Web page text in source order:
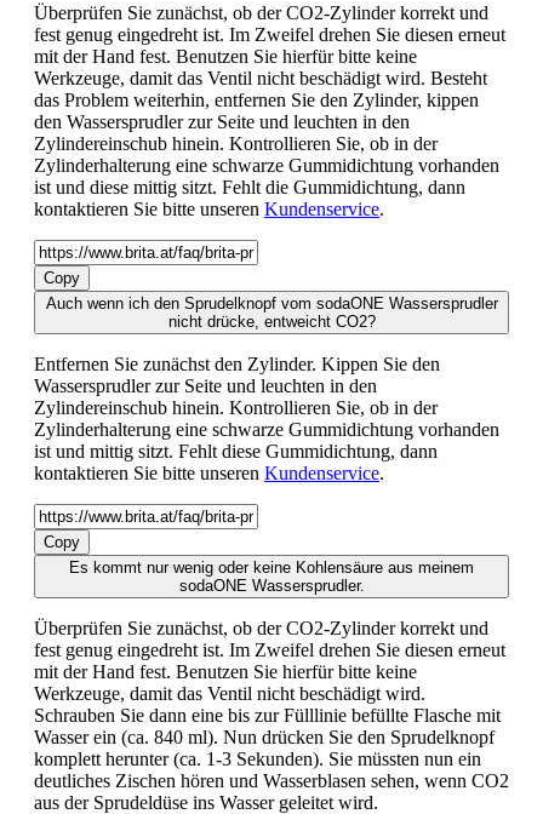
Überprüfen Sie zunächst, ob der CO2-Zylinder korrekt und
fest genug eingedreht ist. Im Zweifel drehen Sie diesen erneut
mit der Hand fest. Benutzen Sie hierfür bitte keine
Werkzeuge, damit das Ventil nicht beschädigt wird. Besteht
das Problem weiterhin, entfernen Sie den Zylinder, kippen
den Wassersprudler zur Seite und leuchten in den
Zylindereinschub hinein. Kontrollieren Sie, ob in der
Zylinderhalterung eine schwarze Gummidichtung vorhanden
ist und diese mittig sitzt. Fehlt die Gummidichtung, dann
kontaktieren Sie bitte unseren Kundenservice.
Copy
Auch wenn ich den Sprudelknopf vom sodaONE Wassersprudler
nicht drücke, entweicht CO2?
Entfernen Sie zunächst den Zylinder. Kippen Sie den
Wassersprudler zur Seite und leuchten in den
Zylindereinschub hinein. Kontrollieren Sie, ob in der
Zylinderhalterung eine schwarze Gummidichtung vorhanden
ist und mittig sitzt. Fehlt diese Gummidichtung, dann
kontaktieren Sie bitte unseren Kundenservice.
Copy
Es kommt nur wenig oder keine Kohlensäure aus meinem
sodaONE Wassersprudler.
Überprüfen Sie zunächst, ob der CO2-Zylinder korrekt und
fest genug eingedreht ist. Im Zweifel drehen Sie diesen erneut
mit der Hand fest. Benutzen Sie hierfür bitte keine
Werkzeuge, damit das Ventil nicht beschädigt wird.
Schrauben Sie dann eine bis zur Fülllinie befüllte Flasche mit
Wasser ein (ca. 840 ml). Nun drücken Sie den Sprudelknopf
komplett herunter (ca. 1-3 Sekunden). Sie müssten nun ein
deutliches Zischen hören und Wasserblasen sehen, wenn CO2
aus der Sprudeldüse ins Wasser geleitet wird.